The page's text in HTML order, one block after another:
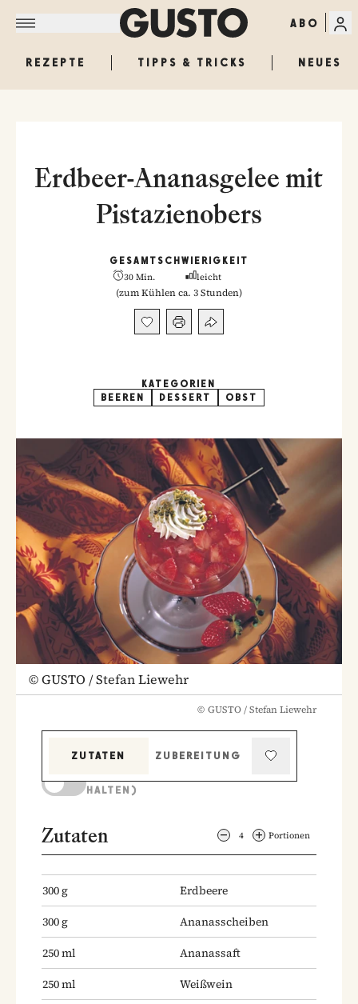
ABO
REZEPTE TIPPS & TRICKS NEUES
Erdbeer-Ananasgelee mit
Pistazienobers
GESAMT
30 Min.
SCHWIERIGKEIT
leicht
(zum Kühlen ca. 3 Stunden)
KATEGORIEN
BEEREN
DESSERT OBST
©GUSTO / Stefan Liewehr
© GUSTO / Stefan Liewehr
ZUTATEN
ZUBEREITUNG
HALTEN)
Zutaten 4 Portionen
300g
Erdbeere
300g
Ananasscheiben
250ml
Ananassaft
250ml
Weißwein